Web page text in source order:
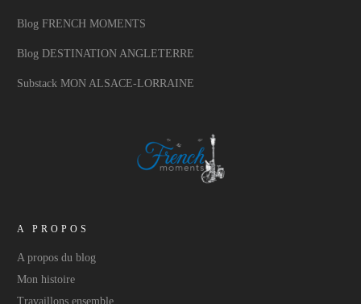
Blog FRENCH MOMENTS
Blog DESTINATION ANGLETERRE
Substack MON ALSACE-LORRAINE
A PROPOS
A propos du blog
Mon histoire
Travaillons ensemble